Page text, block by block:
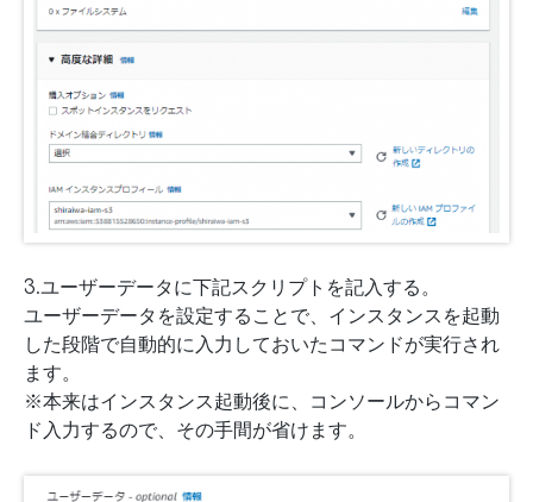
3.ユーザーデータに下記スクリプトを記入する。
ユーザーデータを設定することで、インスタンスを起動
した段階で自動的に入力しておいたコマンドが実行され
ます。
※本来はインスタンス起動後に、コンソールからコマン
ド入力するので、その手間が省けます。